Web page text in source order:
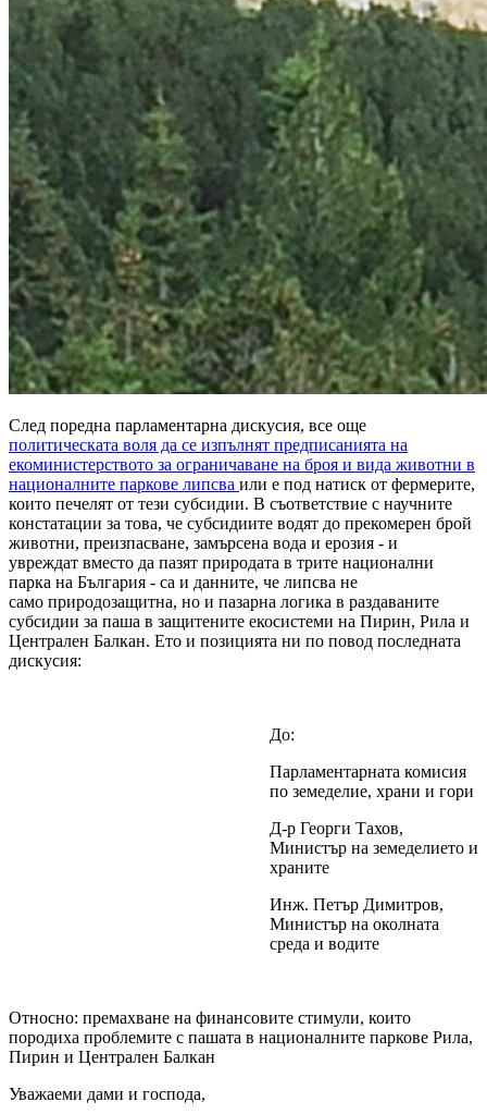
След поредна парламентарна дискусия, все още
политическата воля да се изпълнят предписанията на
екоминистерството за ограничаване на броя и вида животни в
националните паркове липсва или е под натиск от фермерите,
които печелят от тези субсидии. В съответствие с научните
констатации за това, че субсидиите водят до прекомерен брой
животни, преизпасване, замърсена вода и ерозия - и
увреждат вместо да пазят природата в трите национални
парка на България - са и данните, че липсва не
само природозащитна, но и пазарна логика в раздаваните
субсидии за паша в защитените екосистеми на Пирин, Рила и
Централен Балкан. Ето и позицията ни по повод последната
дискусия:
До:
Парламентарната комисия
по земеделие, храни и гори
Д-р Георги Тахов,
Министър на земеделието и
храните
Инж. Петър Димитров,
Министър на околната
среда и водите
Относно: премахване на финансовите стимули, които
породиха проблемите с пашата в националните паркове Рила,
Пирин и Централен Балкан
Уважаеми дами и господа,